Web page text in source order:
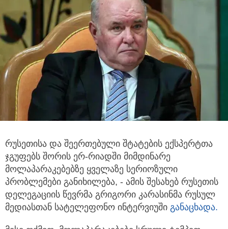
რუსეთისა და შეერთებული შტატების ექსპერტთა
ჯგუფებს შორის ერ-რიადში მიმდინარე
მოლაპარაკებებზე ყველაზე სერიოზული
პრობლემები განიხილება, - ამის შესახებ რუსეთის
დელეგაციის წევრმა გრიგორი კარასინმა რუსულ
მედიასთან სატელეფონო ინტერვიუში განაცხადა.